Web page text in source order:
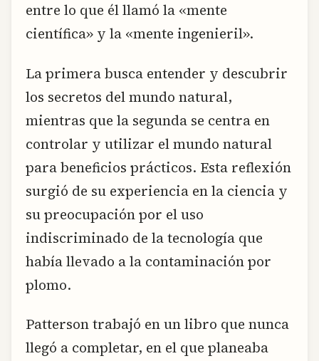
entre lo que él llamó la «mente
científica» y la «mente ingenieril».
La primera busca entender y descubrir
los secretos del mundo natural,
mientras que la segunda se centra en
controlar y utilizar el mundo natural
para beneficios prácticos. Esta reflexión
surgió de su experiencia en la ciencia y
su preocupación por el uso
indiscriminado de la tecnología que
había llevado a la contaminación por
plomo.
Patterson trabajó en un libro que nunca
llegó a completar, en el que planeaba